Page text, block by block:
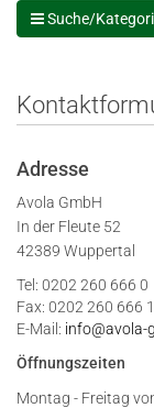
Suche/
Adresse
Avola GmbH
In der Fleute 52
42389 Wuppertal
Tel: 0202 260 666 0
Fax: 0202 260 666 1
E-Mail: info@avola-
Öffnungszeiten
Montag - Freitag